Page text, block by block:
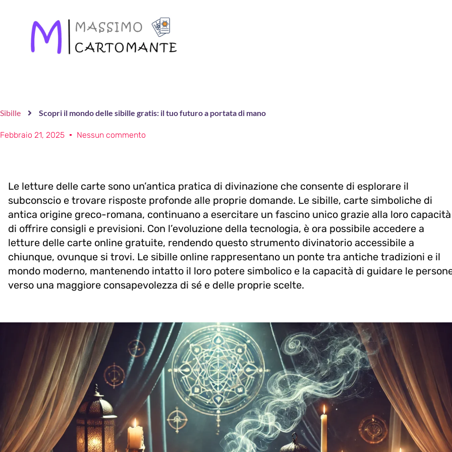
Sibille Scopri il mondo delle sibille gratis: il tuo futuro a portata di mano
Febbraio 21, 2025 Nessun commento
Le letture delle carte sono un’antica pratica di divinazione che consente di esplorare il
subconscio e trovare risposte profonde alle proprie domande. Le sibille, carte simboliche di
antica origine greco-romana, continuano a esercitare un fascino unico grazie alla loro capacità
di offrire consigli e previsioni. Con l’evoluzione della tecnologia, è ora possibile accedere a
letture delle carte online gratuite, rendendo questo strumento divinatorio accessibile a
chiunque, ovunque si trovi. Le sibille online rappresentano un ponte tra antiche tradizioni e il
mondo moderno, mantenendo intatto il loro potere simbolico e la capacità di guidare le
verso una maggiore consapevolezza di sé e delle proprie scelte.